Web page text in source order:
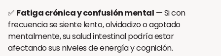
✅ Fatiga crónica y confusión mental — Si con
frecuencia se siente lento, olvidadizo o agotado
mentalmente, su salud intestinal podría estar
afectando sus niveles de energía y cognición.